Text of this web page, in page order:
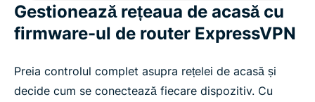
Gestionează rețeaua de acasă cu
firmware-ul de router ExpressVPN
Preia controlul complet asupra rețelei de acasă și
decide cum se conectează fiecare dispozitiv. Cu